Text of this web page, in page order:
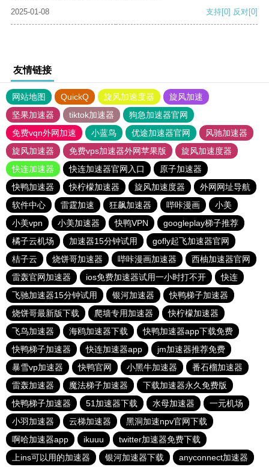
2025-01-08
支持[0] 反对[0]
友情链接
网站地图 QuickQ 旋风加速度器
旋风加速
坚果加速器
tiktok加速器
狗急加速器官网
免费vqn外网加速
小蓝鸟 优途加速器官网
风驰加速器
旋风加速器
免费vps加速器外网苹果版
旋风加速度器
快连加速器
快连加速器官网入口
原子加速器
快鸭加速器
快柠檬加速器 旋风加速度器
外网网址导航
软件中心
雷霆加速 狂飙加速器 哔咔漫画
小美
小美vpn
小美加速器 快鸭VPN
googleplay梯子推荐
橘子云机场
加速器15分钟试用
gofly起飞加速器官网
桔子云
烧饼哥加速器 哔咔漫画加速器
西柚加速器官网
雷轰官网加速器
ios免费加速器试用一小时打不开
快连
飞驰加速器15分钟试用
银河加速器
快鸭梯子加速器
烧饼哥最新版下载
爬墙专用加速器
快柠檬加速器
飞鸟加速器
海鸥加速器下载
快鸭加速器app下载免费
快鸭梯子加速器
快连加速器app
jm加速器推荐免费
暴雪vp加速器
快鸭官网 小黑牛加速器
番石榴加速器
雷轰加速器
魔法梯子加速器
下载加速器永久免费版
快鸭梯子加速器
51加速器下载 水母加速器
一元机场
小羽加速器
云梯加速器
黑洞加速npv官网下载
啊哈加速器app
ikuuu
twitter加速器免费下载
上ins可以用的加速器
银河加速器下载 anyconnect加速器